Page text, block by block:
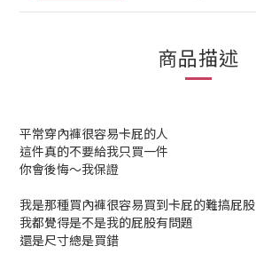
商品描述
平常穿內褲很容易卡屁的人
這件真的不要給我只買一件
你會後悔～我保證
我是那種買內褲很容易買到卡屁的難搞屁股
我都覺得是不是我的屁股有問題
還是尺寸總是買錯